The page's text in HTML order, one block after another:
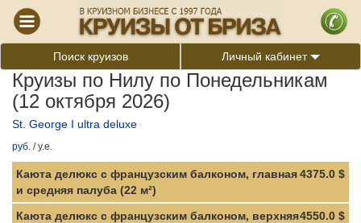
Поиск круизов Личный кабинет
Круизы по Нилу по Понедельникам
(12 октября 2026)
St. George I ultra deluxe
руб. /у.е.
4375.0 $
Каюта делюкс с французским балконом, главная
и средняя палуба (22 м²)
4550.0 $
Каюта делюкс с французским балконом, верхняя